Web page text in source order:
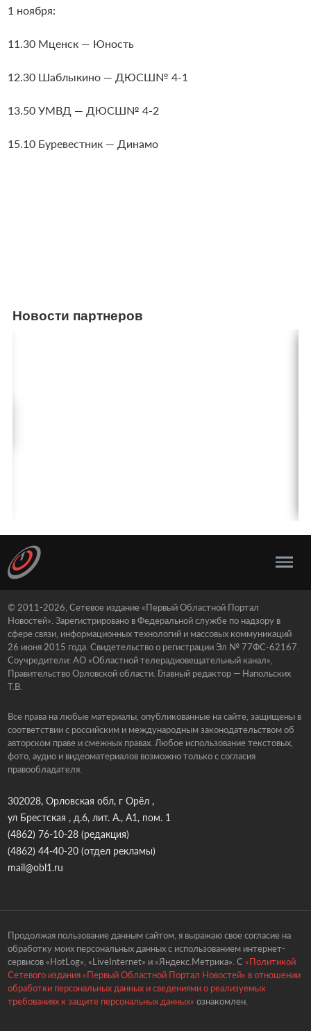
1 ноября:
11.30 Мценск — Юность
12.30 Шаблыкино — ДЮСШ№ 4-1
13.50 УМВД — ДЮСШ№ 4-2
15.10 Буревестник — Динамо
Новости партнеров
© 2011-2026, Сетевое издание «Первый Областной Портал
Новостей». Зарегистрировано в Федеральной службе по надзору в
сфере связи, информационных технологий и массовых коммуникаций
26 июня 2015 года. Свидетельство о регистрации Эл № 77ФС-62167.
Соучредители: АО «Областной телерадиовещательный канал»,
Правительство Орловской области. Главный редактор — Напольских
Т.В.
Все права на любые материалы, опубликованные на сайте, защищены в
соответствии с российским и международным законодательством об
авторском праве и смежных правах. Любое использование текстовых,
фото, аудио и видеоматериалов возможно только с согласия
правообладателя.
302028, Орловская обл, г Орёл ,
ул Брестская , д.6, лит. А., А1, пом. 1
(4862) 76-10-28(редакция)
(4862) 44-40-20(отдел рекламы)
mail@obl1.ru
Продолжая пользование данным сайтом, я выражаю свое согласие на
обработку моих персональных данных с использованием интернет-
сервисов «HotLog», «LiveInternet» и «Яндекс.Метрика». С «Политикой
Сетевого издания «Первый Областной Портал Новостей» в отношении
обработки персональных данных и сведениями о реализуемых
требованиях к защите персональных данных» ознакомлен.